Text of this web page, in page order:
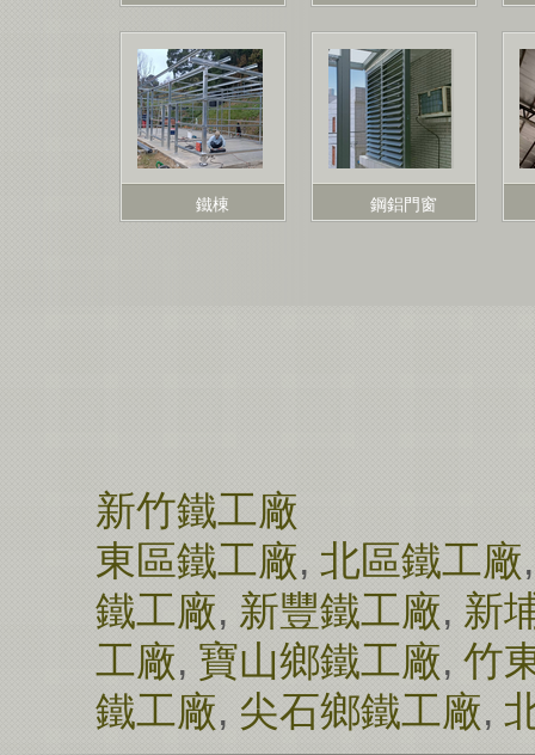
鐵棟 鋼鋁門窗
新竹鐵工廠
東區鐵工廠, 北區鐵工廠
鐵工廠, 新豐鐵工廠, 新
工廠, 寶山鄉鐵工廠, 竹
鐵工廠, 尖石鄉鐵工廠,